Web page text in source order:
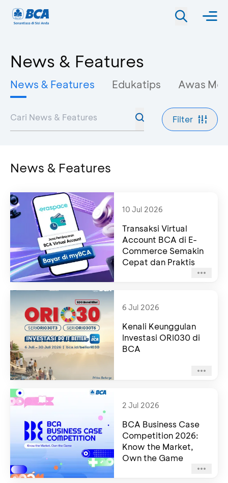
News & Features
News & Features Edukatips Awas
Filter
News & Features
10 Jul 2026
Transaksi Virtual
Account BCA di E-
Commerce Semakin
Cepat dan Praktis
6 Jul 2026
Kenali Keunggulan
Investasi ORI030 di
BCA
2 Jul 2026
BCA Business Case
Competition 2026:
Know the Market,
Own the Game